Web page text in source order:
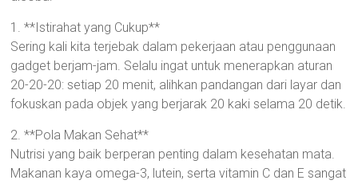
1. **Istirahat yang Cukup**
Sering kali kita terjebak dalam pekerjaan atau penggunaan
gadget berjam-jam. Selalu ingat untuk menerapkan aturan
20-20-20: setiap 20 menit, alihkan pandangan dari layar dan
fokuskan pada objek yang berjarak 20 kaki selama 20 detik.
2. **Pola Makan Sehat**
Nutrisi yang baik berperan penting dalam kesehatan mata.
Makanan kaya omega-3, lutein, serta vitamin C dan E sangat